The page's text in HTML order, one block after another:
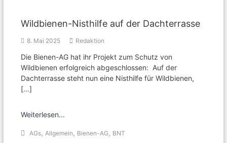
Wildbienen-Nisthilfe auf der Dachterrasse
8. Mai 2025 Redaktion
Die Bienen-AG hat ihr Projekt zum Schutz von
Wildbienen erfolgreich abgeschlossen: Auf der
Dachterrasse steht nun eine Nisthilfe für Wildbienen,
[…]
Weiterlesen...
AGs, Allgemein , Bienen-AG , BNT